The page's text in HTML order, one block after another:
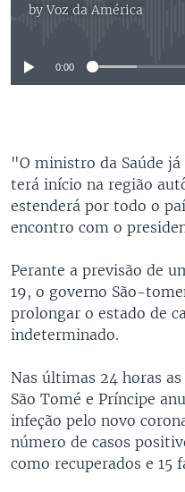
byVoz da América
No media
0:00
"O ministro da Saúde já
terá início na região
estenderá por todo o
encontro com o
Perante a previsão de
19, o governo São-
prolongar o estado de
indeterminado.
Nas últimas 24 horas
São Tomé e Príncipe
infeção pelo novo
número de casos
como recuperados e 15